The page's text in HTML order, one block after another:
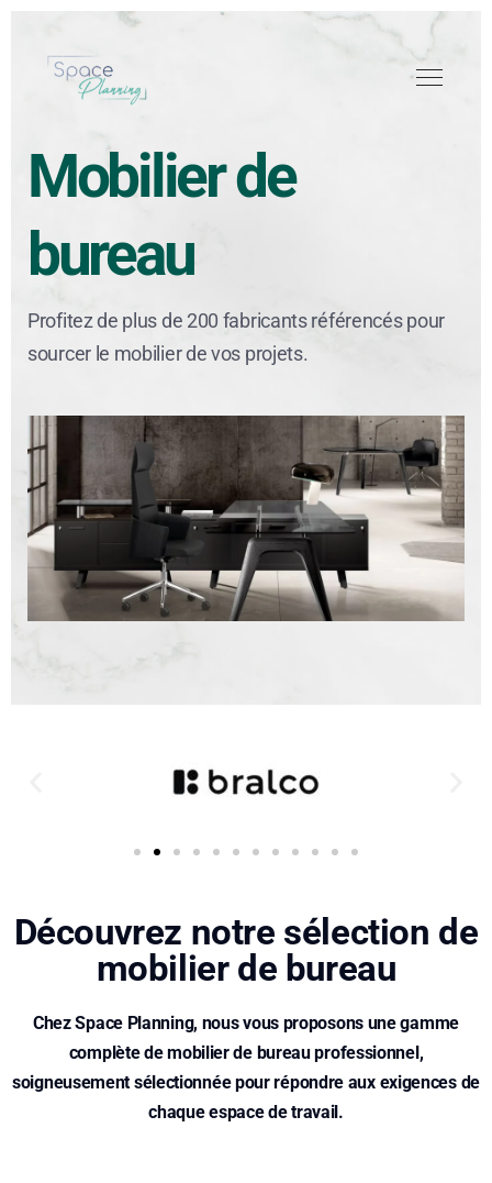
Mobilier de
bureau
Profitez de plus de 200 fabricants référencés pour
sourcer le mobilier de vos projets.
Découvrez notre sélection de
mobilier de bureau
Chez Space Planning, nous vous proposons une gamme
complète de mobilier de bureau professionnel,
soigneusement sélectionnée pour répondre aux exigences de
chaque espace de travail.